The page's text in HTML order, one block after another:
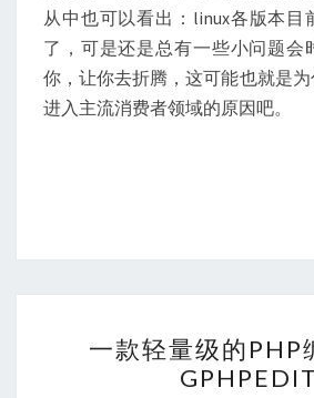
从中也可以看出：linux各版本目
了，可是还是总有一些小问题会
你，让你去折腾，这可能也就是
进入主流消费者领域的原因吧。
款
轻
一款轻量级的PHP
GPHPEDIT